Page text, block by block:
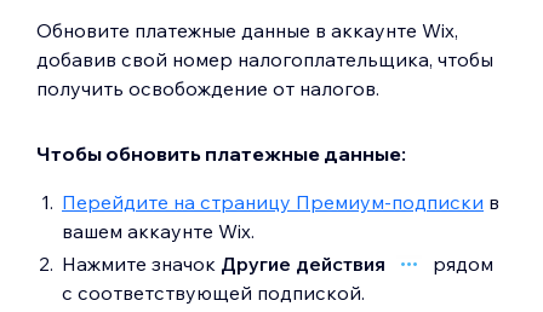
Обновите платежные данные в аккаунте Wix,
добавив свой номер налогоплательщика, чтобы
получить освобождение от налогов.
Чтобы обновить платежные данные:
Перейдите на страницу Премиум-подписки в
вашем аккаунте Wix.
Нажмите значок Другие действия
рядом
с соответствующей подпиской.